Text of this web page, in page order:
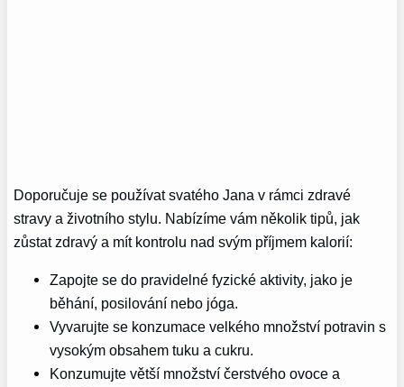
Doporučuje se používat svatého Jana v rámci zdravé
stravy a životního stylu. Nabízíme vám několik tipů, jak
zůstat zdravý a mít kontrolu nad svým příjmem kalorií:
Zapojte se do pravidelné fyzické aktivity, jako je
běhání, posilování nebo jóga.
Vyvarujte se konzumace velkého množství potravin s
vysokým obsahem tuku a cukru.
Konzumujte větší množství čerstvého ovoce a